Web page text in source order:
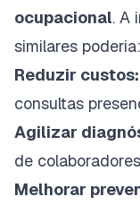
ocupacional. A
similares poderia:
Reduzir custos:
consultas
Agilizar
de colaboradores
Melhorar